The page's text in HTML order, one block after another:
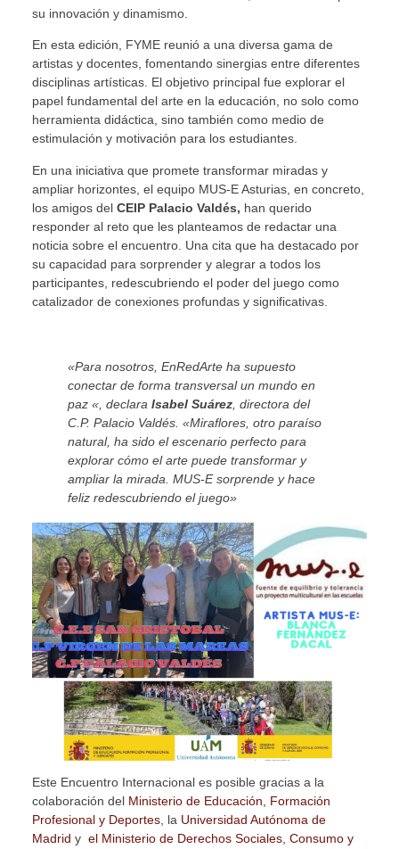
su innovación y dinamismo.
En esta edición, FYME reunió a una diversa gama de
artistas y docentes, fomentando sinergias entre diferentes
disciplinas artísticas. El objetivo principal fue explorar el
papel fundamental del arte en la educación, no solo como
herramienta didáctica, sino también como medio de
estimulación y motivación para los estudiantes.
En una iniciativa que promete transformar miradas y
ampliar horizontes, el equipo MUS-E Asturias, en concreto,
los amigos del CEIP Palacio Valdés, han querido
responder al reto que les planteamos de redactar una
noticia sobre el encuentro. Una cita que ha destacado por
su capacidad para sorprender y alegrar a todos los
participantes, redescubriendo el poder del juego como
catalizador de conexiones profundas y significativas.
«Para nosotros, EnRedArte ha supuesto
conectar de forma transversal un mundo en
paz «, declara Isabel Suárez, directora del
C.P. Palacio Valdés. «Miraflores, otro paraíso
natural, ha sido el escenario perfecto para
explorar cómo el arte puede transformar y
ampliar la mirada. MUS-E sorprende y hace
feliz redescubriendo el juego»
Este Encuentro Internacional es posible gracias a la
colaboración del Ministerio de Educación, Formación
Profesional y Deportes, la Universidad Autónoma de
Madrid y el Ministerio de Derechos Sociales, Consumo y